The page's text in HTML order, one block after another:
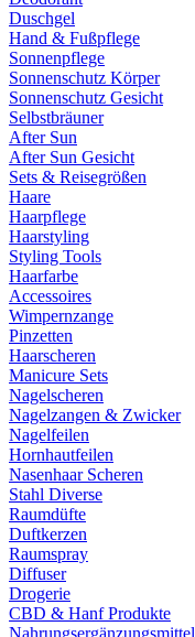
Duschgel
Hand & Fußpflege
Sonnenpflege
Sonnenschutz Körper
Sonnenschutz Gesicht
Selbstbräuner
After Sun
After Sun Gesicht
Sets & Reisegrößen
Haare
Haarpflege
Haarstyling
Styling Tools
Haarfarbe
Accessoires
Wimpernzange
Pinzetten
Haarscheren
Manicure Sets
Nagelscheren
Nagelzangen & Zwicker
Nagelfeilen
Hornhautfeilen
Nasenhaar Scheren
Stahl Diverse
Raumdüfte
Duftkerzen
Raumspray
Diffuser
Drogerie
CBD & Hanf Produkte
Nahrungsergänzungsmittel